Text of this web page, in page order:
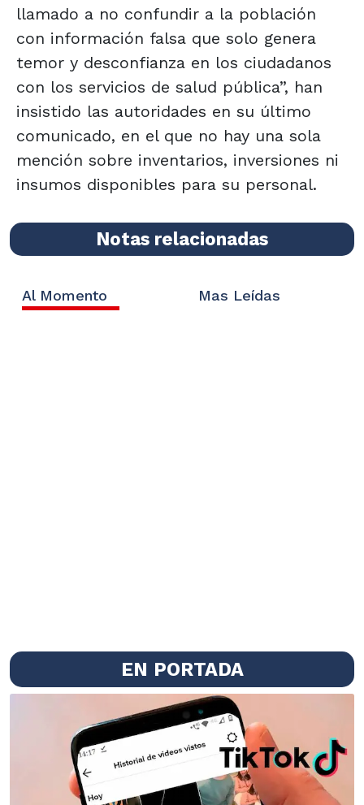
llamado a no confundir a la población
con información falsa que solo genera
temor y desconfianza en los ciudadanos
con los servicios de salud pública”, han
insistido las autoridades en su último
comunicado, en el que no hay una sola
mención sobre inventarios, inversiones ni
insumos disponibles para su personal.
Notas relacionadas
Al Momento Mas Leídas
EN PORTADA